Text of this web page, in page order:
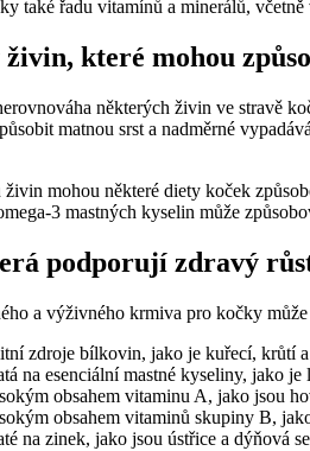
také řadu vitamínů a minerálů,
které mohou
některých živin ve stravě
matnou srst a nadměrné
mohou některé diety koček
3 mastných kyselin může
podporují zdravý
a výživného krmiva pro kočky
zdroje bílkovin, jako je kuřecí, krůtí
na esenciální mastné kyseliny, jako je
obsahem vitaminu A, jako jsou
obsahem vitaminů skupiny B,
na zinek, jako jsou ústřice a dýňová